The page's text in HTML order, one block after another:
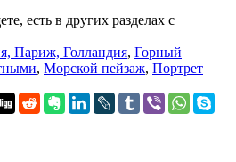
есть в других разделах с
Париж, Голландия, Горный
, Морской пейзаж, Портрет